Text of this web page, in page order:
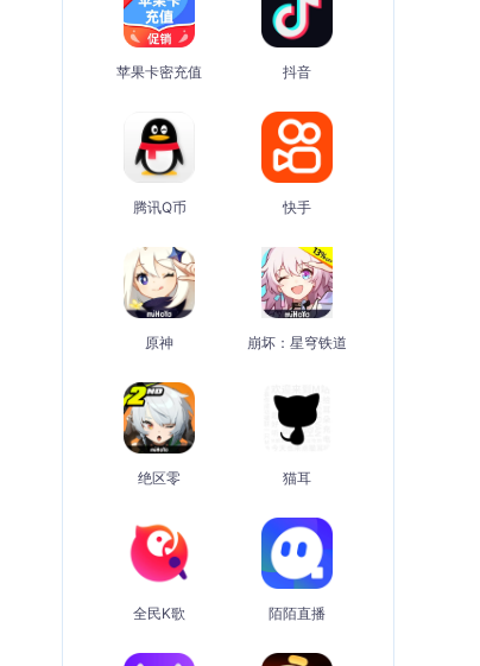
苹果卡密充值 抖音
腾讯Q币 快手
原神 崩坏：星穹铁道
绝区零 猫耳
全民K歌 陌陌直播